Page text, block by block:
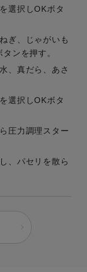
選択しOKボタ
ぎ、じゃがいも
ンを押す。
、真だら、あさ
選択しOKボタ
圧力調理スター
、パセリを散ら